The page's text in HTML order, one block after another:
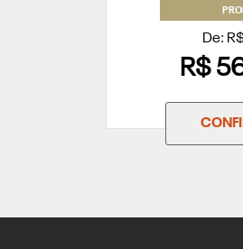
De:
R$